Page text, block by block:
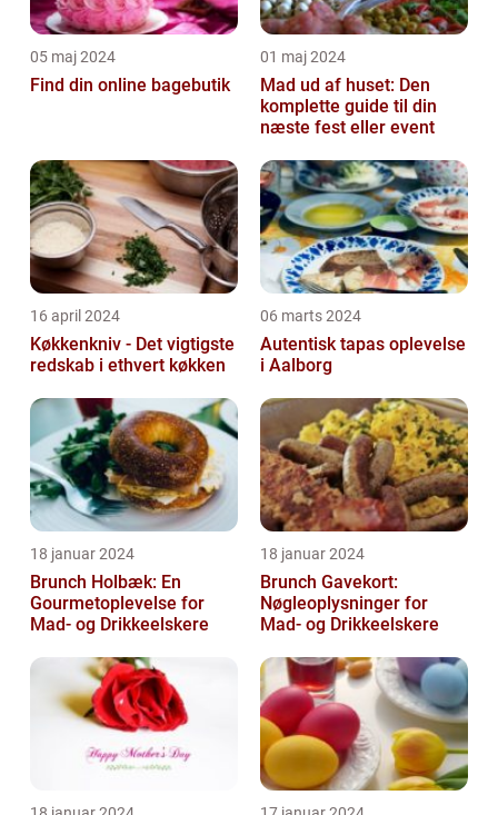
05 maj 2024
Find din online bagebutik
01 maj 2024
Mad ud af huset: Den
komplette guide til din
næste fest eller event
16 april 2024
Køkkenkniv - Det vigtigste
redskab i ethvert køkken
06 marts 2024
Autentisk tapas oplevelse
i Aalborg
18 januar 2024
Brunch Holbæk: En
Gourmetoplevelse for
Mad- og Drikkeelskere
18 januar 2024
Brunch Gavekort:
Nøgleoplysninger for
Mad- og Drikkeelskere